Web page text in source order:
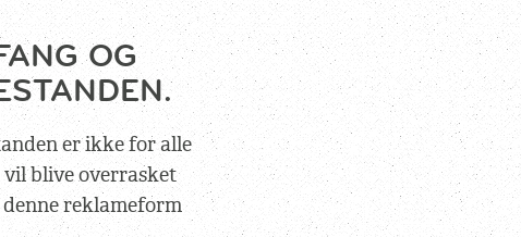
OG
er ikke for alle
blive overrasket
reklameform